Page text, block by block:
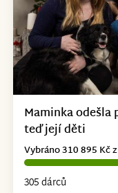
Maminka odešla
teď její děti
305 dárců
Vybráno 310 895 Kč